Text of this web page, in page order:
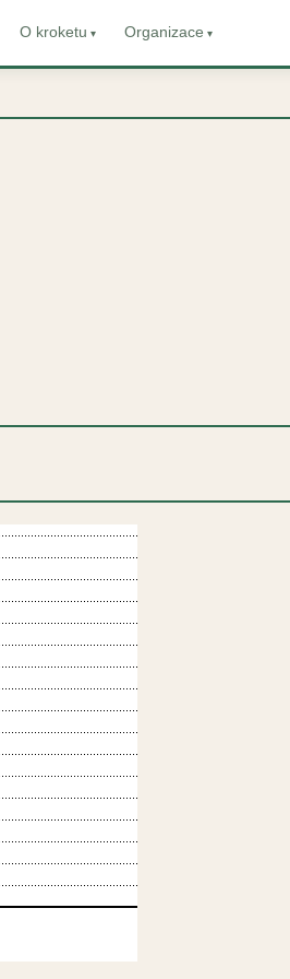
O kroketu Organizace